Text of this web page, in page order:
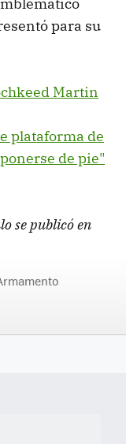
para su
Martin
plataforma de
de pie"
se publicó en